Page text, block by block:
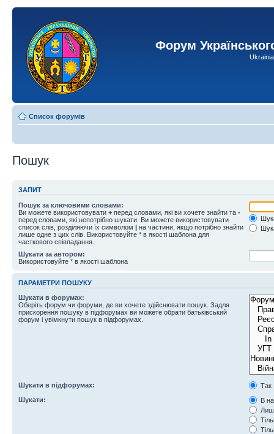
Форум
Список форумів
Пошук
ЗАПИТ
Пошук за ключовими словами:
Ви можете використовувати + перед словами, які ви хочете знайти та -
перед словами, які непотрібно шукати. Ви можете використовувати
список слів, розділяючи їх символом | на частини, якщо потрібно знайти
лише одне з цих слів. Використовуйте * в якості шаблона для
часткового співпадання.
Шукати за автором:
Використовуйте * в якості шаблона
ПАРАМЕТРИ ПОШУКУ
Шукати в форумах:
Оберіть форум чи форуми, де ви хочете здійснювати пошук. Задля
прискорення пошуку в підфорумах ви можете обрати батьківський
форум і увімкнути пошук в підфорумах.
Шукати в підфорумах:
Так
Шукати:
В